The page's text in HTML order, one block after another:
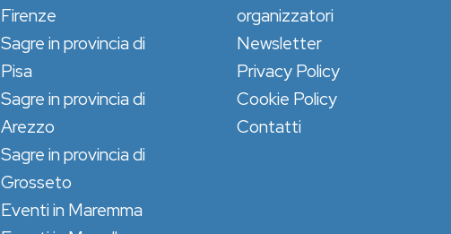
Firenze
Sagre in provincia di
Pisa
Sagre in provincia di
Arezzo
Sagre in provincia di
Grosseto
Eventi in Maremma
organizzatori
Newsletter
Privacy Policy
Cookie Policy
Contatti